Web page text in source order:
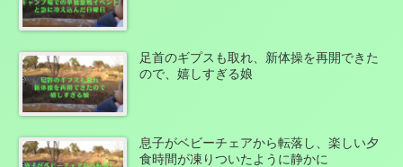
足首のギプスも取れ、新体操を再開できた
ので、嬉しすぎる娘
息子がベビーチェアから転落し、楽しい夕
食時間が凍りついたように静かに